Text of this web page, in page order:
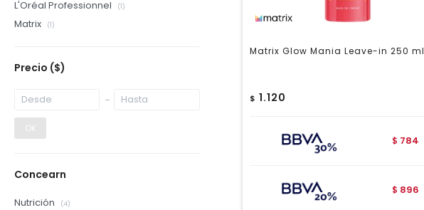
Matrix Glow Mania Leave-in 250 ml
$ 1.120
$ 784
$ 896
L'Oréal Professionnel (1)
Matrix (1)
Precio ($)
OK
Concearn
Nutrición (4)